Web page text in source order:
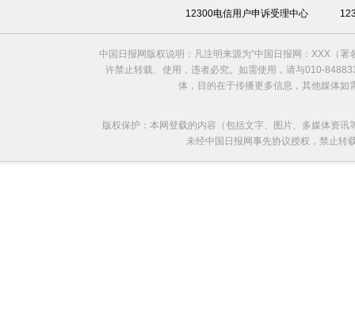
12300电信用户申诉受理中心
中国日报网版权说明：凡注明来源为“中国日报网：XXX（
许禁止转载、使用，违者必究。如需使用，请与010-
体，目的在于传播更多信息，其他媒体
版权保护：本网登载的内容（包括文字、图片、多媒体资
未经中国日报网事先协议授权，禁止转